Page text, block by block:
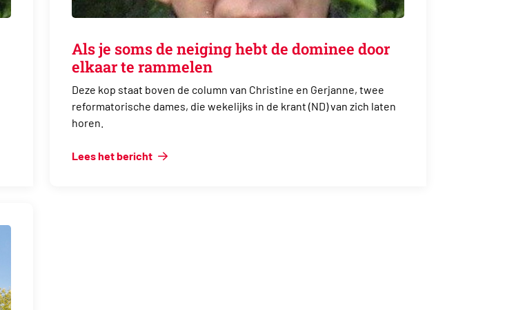
Als je soms de neiging hebt de dominee door
elkaar te rammelen
Deze kop staat boven de column van Christine en Gerjanne, twee
reformatorische dames, die wekelijks in de krant (ND) van zich laten
horen.
Lees het bericht